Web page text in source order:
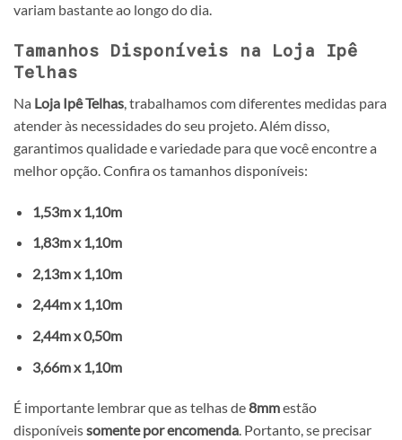
variam bastante ao longo do dia.
Tamanhos Disponíveis na Loja Ipê
Telhas
Na Loja Ipê Telhas , trabalhamos com diferentes medidas para
atender às necessidades do seu projeto. Além disso,
garantimos qualidade e variedade para que você encontre a
melhor opção. Confira os tamanhos disponíveis:
1,53m x 1,10m
1,83m x 1,10m
2,13m x 1,10m
2,44m x 1,10m
2,44m x 0,50m
3,66m x 1,10m
É importante lembrar que as telhas de8mmestão
disponíveissomente por encomenda. Portanto, se precisar